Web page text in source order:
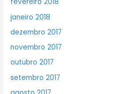
janeiro 2018
dezembro 2017
novembro 2017
outubro 2017
setembro 2017